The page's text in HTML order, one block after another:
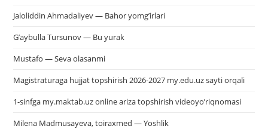
Jaloliddin Ahmadaliyev — Bahor yomg’irlari
G’aybulla Tursunov — Bu yurak
Mustafo — Seva olasanmi
Magistraturaga hujjat topshirish 2026-2027 my.edu.uz sayti orqali
1-sinfga my.maktab.uz online ariza topshirish videoyo’riqnomasi
Milena Madmusayeva, toiraxmed — Yoshlik